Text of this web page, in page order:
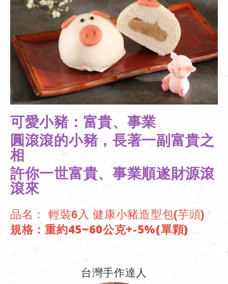
可愛小豬：富貴、事業
圓滾滾的小豬，長著一副富貴之
相
許你一世富貴、事業順遂財源滾
滾來
品名： 輕裝6入 健康小豬造型包(芋頭)
規格：重約45~60公克+-5%(單顆)
台灣手作達人